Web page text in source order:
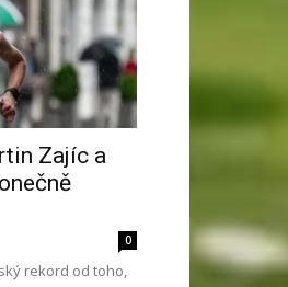
Zajíc a
0
rekord od toho,